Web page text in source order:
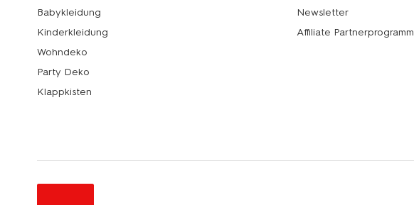
Babykleidung
Kinderkleidung
Wohndeko
Party Deko
Klappkisten
Newsletter
Affiliate Partnerprogramm